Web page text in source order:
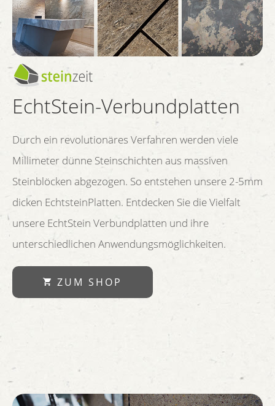
EchtStein-Verbundplatten
Durch ein revolutionäres Verfahren werden viele
Millimeter dünne Steinschichten aus massiven
Steinblöcken abgezogen. So entstehen unsere 2-5mm
dicken EchtsteinPlatten. Entdecken Sie die Vielfalt
unsere EchtStein Verbundplatten und ihre
unterschiedlichen Anwendungsmöglichkeiten.
ZUM SHOP